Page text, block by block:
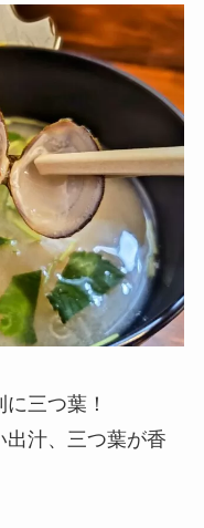
三つ葉！
汁、三つ葉が香